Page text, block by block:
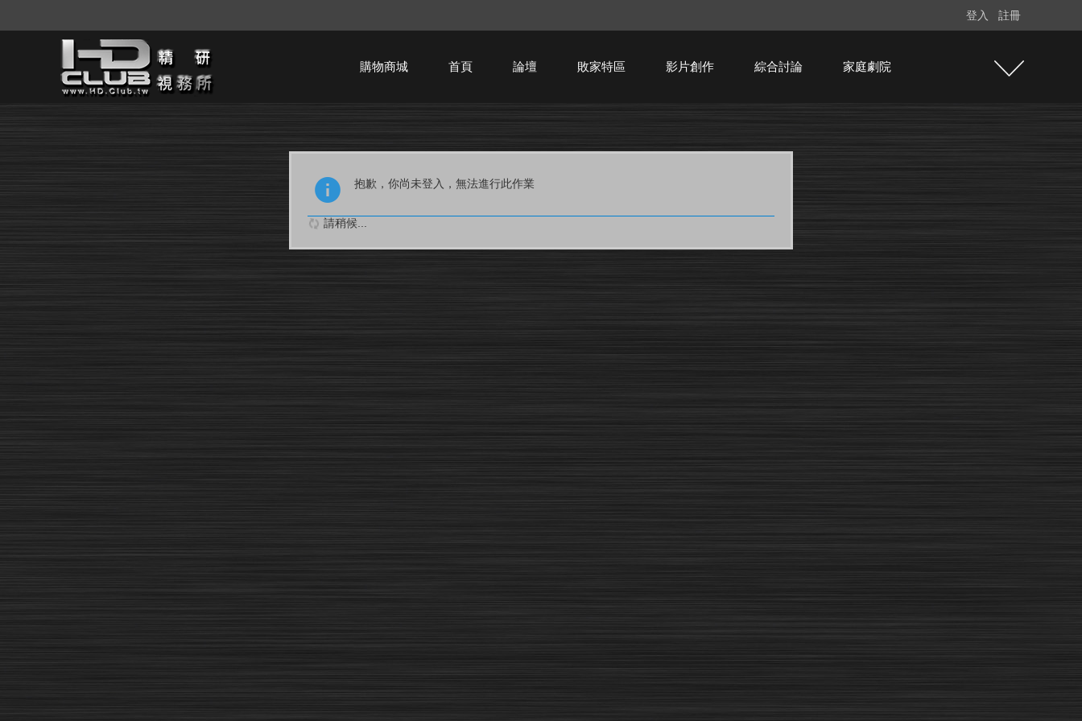
登入 註冊
購物商城 首頁 論壇 敗家特區 影片創作 綜合討論 家庭劇院
抱歉，你尚未登入，無法進行此作業
請稍候...